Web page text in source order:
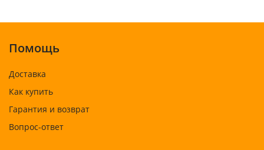
Помощь
Доставка
Как купить
Гарантия и возврат
Вопрос-ответ